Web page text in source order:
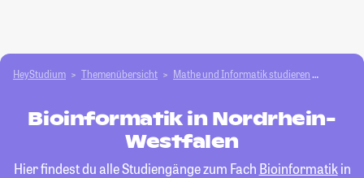
HeyStudium Themenübersicht Mathe und Informatik studieren
Bioinformatik in Nordrhein-
Westfalen
Hier findest du alle Studiengänge zum Fach Bioinformatikin